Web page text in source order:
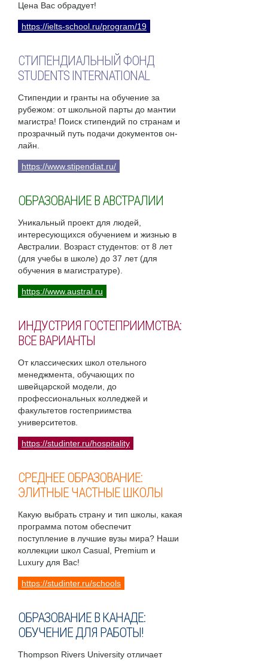
Цена Вас обрадует!
https://ielts-school.ru/program/19
СТИПЕНДИАЛЬНЫЙ ФОНД
STUDENTS INTERNATIONAL
Стипендии и гранты на обучение за
рубежом: от школьной парты до мантии
магистра! Поиск стипендий по странам и
прозрачный путь подачи документов он-
лайн.
https://www.stipendiat.ru/
ОБРАЗОВАНИЕ В АВСТРАЛИИ
Уникальный проект для людей,
интересующихся обучением и жизнью в
Австралии. Возраст студентов: от 8 лет
(для учебы в школе) до 37 лет (для
обучения в магистратуре).
https://www.austral.ru
ИНДУСТРИЯ ГОСТЕПРИИМСТВА:
ВСЕ ВАРИАНТЫ
От классических школ отельного
менеджмента, обучающих по
швейцарской модели, до
профессиональных колледжей и
факультетов гостеприимства
университетов.
https://studinter.ru/hospitality
СРЕДНЕЕ ОБРАЗОВАНИЕ:
ЭЛИТНЫЕ ЧАСТНЫЕ ШКОЛЫ
Какую выбрать страну и тип школы, какая
программа потом обеспечит
поступление в лучшие вузы мира? Наши
коллекции школ Casual, Premium и
Luxury для Вас!
https://studinter.ru/schools
ОБРАЗОВАНИЕ В КАНАДЕ:
ОБУЧЕНИЕ ДЛЯ РАБОТЫ!
Thompson Rivers University отличает